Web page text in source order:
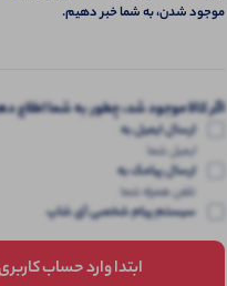
موجود شدن، به شما خبر دهیم.
اگر کالا موجود شد، چطور به شما اطلاع
ارسال ایمیل به
ایمیل شما
ارسال پیامک به
تلفن همراه شما
سیستم پیام شخصی آی شاپ
ابتدا وارد حساب